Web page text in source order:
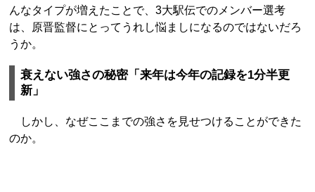
んなタイプが増えたことで、3大駅伝でのメンバー選考
は、原晋監督にとってうれし悩ましになるのではないだろ
うか。
衰えない強さの秘密「来年は今年の記録を1分半更
新」
しかし、なぜここまでの強さを見せつけることができた
のか。